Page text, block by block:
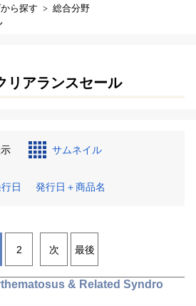
ら探す 総合分野
リアランスセール
サムネイル
日 発行日＋商品名
2 次 最後
& Related Syndro